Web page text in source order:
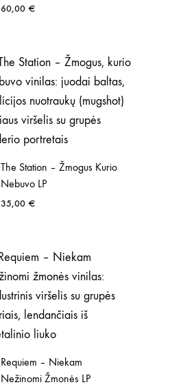
60,00€
The Station – Žmogus Kurio
Nebuvo LP
35,00€
Requiem – Niekam
Nežinomi Žmonės LP